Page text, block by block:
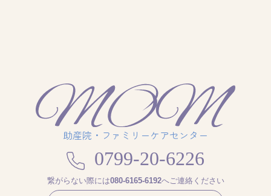
助産院・ファミリーケアセンター
0799-20-6226
繋がらない際には080-6165-6192へご連絡ください